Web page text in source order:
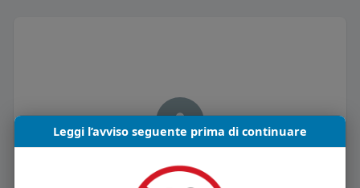
Marco Lizzi non ha pubblicato ancora nulla
Leggi l’avviso seguente prima di continuare